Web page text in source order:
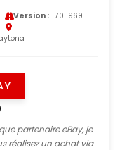
Version :T70 1969
partenaire eBay, je
réalisez un achat via